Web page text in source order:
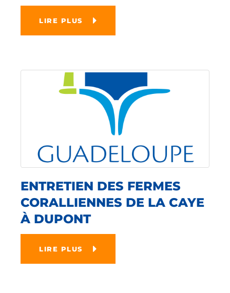
LIRE PLUS
ENTRETIEN DES FERMES
CORALLIENNES DE LA CAYE
À DUPONT
LIRE PLUS